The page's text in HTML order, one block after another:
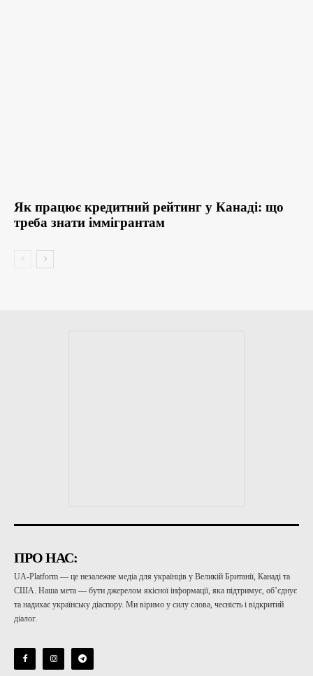
Як працює кредитний рейтинг у Канаді: що
треба знати іммігрантам
ПРО НАС:
UA-Platform — це незалежне медіа для українців у Великій Британії, Канаді та
США. Наша мета — бути джерелом якісної інформації, яка підтримує, об’єднує
та надихає українську діаспору. Ми віримо у силу слова, чесність і відкритий
діалог.